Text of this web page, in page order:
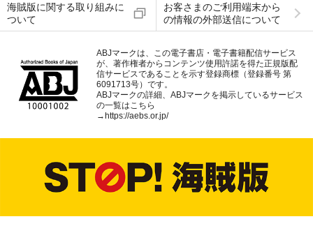
海賊版に関する取り組みに
ついて
お客さまのご利用端末から
の情報の外部送信について
ABJマークは、この電子書店・電子書籍配信サービス
が、著作権者からコンテンツ使用許諾を得た正規版配
信サービスであることを示す登録商標（登録番号 第
6091713号）です。
ABJマークの詳細、ABJマークを掲示しているサービス
の一覧はこちら
→ https://aebs.or.jp/